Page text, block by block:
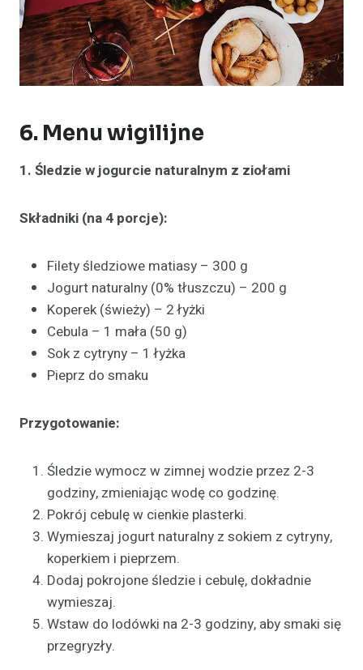
6. Menu wigilijne
1. Śledzie w jogurcie naturalnym z ziołami
Składniki (na 4 porcje):
Filety śledziowe matiasy – 300 g
Jogurt naturalny (0% tłuszczu) – 200 g
Koperek (świeży) – 2 łyżki
Cebula – 1 mała (50 g)
Sok z cytryny – 1 łyżka
Pieprz do smaku
Przygotowanie:
Śledzie wymocz w zimnej wodzie przez 2-3
godziny, zmieniając wodę co godzinę.
Pokrój cebulę w cienkie plasterki.
Wymieszaj jogurt naturalny z sokiem z cytryny,
koperkiem i pieprzem.
Dodaj pokrojone śledzie i cebulę, dokładnie
wymieszaj.
Wstaw do lodówki na 2-3 godziny, aby smaki się
przegryzły.